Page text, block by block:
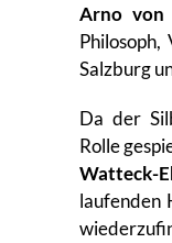
Arno von
Salzburg
Da der
Rolle
Watteck-
laufenden